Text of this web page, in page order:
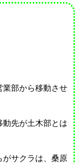
業部から移動させ
動先が土木部とは
がサクラは、桑原